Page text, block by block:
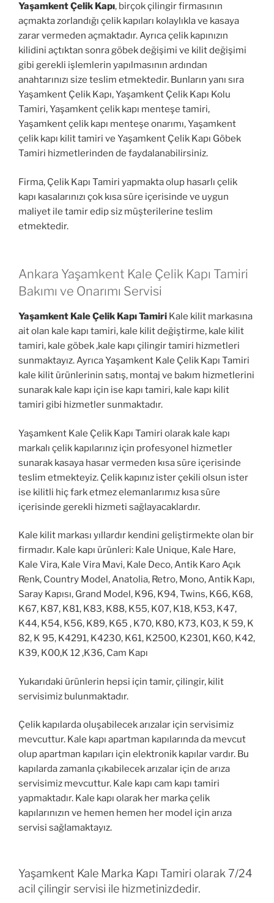
Yaşamkent Çelik Kapı, birçok çilingir firmasının
açmakta zorlandığı çelik kapıları kolaylıkla ve kasaya
zarar vermeden açmaktadır. Ayrıca çelik kapınızın
kilidini açtıktan sonra göbek değişimi ve kilit değişimi
gibi gerekli işlemlerin yapılmasının ardından
anahtarınızı size teslim etmektedir. Bunların yanı sıra
Yaşamkent Çelik Kapı, Yaşamkent Çelik Kapı Kolu
Tamiri, Yaşamkent çelik kapı menteşe tamiri,
Yaşamkent çelik kapı menteşe onarımı, Yaşamkent
çelik kapı kilit tamiri ve Yaşamkent Çelik Kapı Göbek
Tamiri hizmetlerinden de faydalanabilirsiniz.
Firma, Çelik Kapı Tamiri yapmakta olup hasarlı çelik
kapı kasalarınızı çok kısa süre içerisinde ve uygun
maliyet ile tamir edip siz müşterilerine teslim
etmektedir.
Ankara Yaşamkent Kale Çelik Kapı Tamiri
Bakımı ve Onarımı Servisi
Yaşamkent Kale Çelik Kapı Tamiri Kale kilit markasına
ait olan kale kapı tamiri, kale kilit değiştirme, kale kilit
tamiri, kale göbek ,kale kapı çilingir tamiri hizmetleri
sunmaktayız. Ayrıca Yaşamkent Kale Çelik Kapı Tamiri
kale kilit ürünlerinin satış, montaj ve bakım hizmetlerini
sunarak kale kapı için ise kapı tamiri, kale kapı kilit
tamiri gibi hizmetler sunmaktadır.
Yaşamkent Kale Çelik Kapı Tamiri olarak kale kapı
markalı çelik kapılarınız için profesyonel hizmetler
sunarak kasaya hasar vermeden kısa süre içerisinde
teslim etmekteyiz. Çelik kapınız ister çekili olsun ister
ise kilitli hiç fark etmez elemanlarımız kısa süre
içerisinde gerekli hizmeti sağlayacaklardır.
Kale kilit markası yıllardır kendini geliştirmekte olan bir
firmadır. Kale kapı ürünleri: Kale Unique, Kale Hare,
Kale Vira, Kale Vira Mavi, Kale Deco, Antik Karo Açık
Renk, Country Model, Anatolia, Retro, Mono, Antik Kapı,
Saray Kapısı, Grand Model, K96, K94, Twins, K66, K68,
K67, K87, K81, K83, K88, K55, K07, K18, K53, K47,
K44, K54, K56, K89, K65 , K70, K80, K73, K03, K 59, K
82, K 95, K4291, K4230, K61, K2500, K2301, K60, K42,
K39, K00,K 12 ,K36, Cam Kapı
Yukarıdaki ürünlerin hepsi için tamir, çilingir, kilit
servisimiz bulunmaktadır.
Çelik kapılarda oluşabilecek arızalar için servisimiz
mevcuttur. Kale kapı apartman kapılarında da mevcut
olup apartman kapıları için elektronik kapılar vardır. Bu
kapılarda zamanla çıkabilecek arızalar için de arıza
servisimiz mevcuttur. Kale kapı cam kapı tamiri
yapmaktadır. Kale kapı olarak her marka çelik
kapılarınızın ve hemen hemen her model için arıza
servisi sağlamaktayız.
Yaşamkent Kale Marka Kapı Tamiri olarak 7/24
acil çilingir servisi ile hizmetinizdedir.